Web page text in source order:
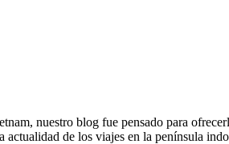
nuestro blog fue pensado para
actualidad de los viajes en la península